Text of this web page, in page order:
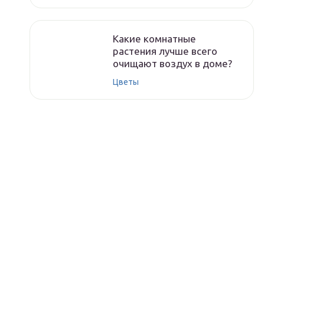
Какие комнатные
растения лучше всего
очищают воздух в доме?
Цветы